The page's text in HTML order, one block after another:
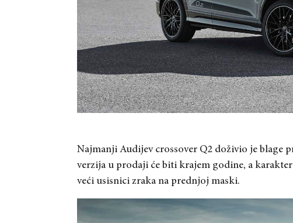
Najmanji Audijev crossover Q2 doživio je blage
verzija u prodaji će biti krajem godine, a
veći usisnici zraka na prednjoj maski.